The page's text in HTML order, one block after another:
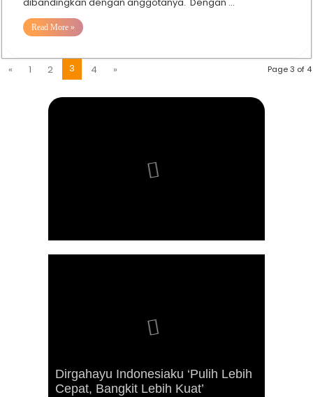
dibandingkan dengan anggotanya. Dengan …
Read More »
Page 3 of 4
« 1 2 3 4 »
Dirgahayu Indonesiaku ‘Pulih Lebih
Cepat, Bangkit Lebih Kuat’
Advetorial Hari Raya Idul Fitri 1443
Hijriah
Kunjungan Presiden RI Joko
Widodo ke Kaimana Tahun 2019